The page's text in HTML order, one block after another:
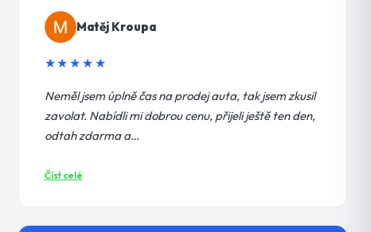
Matěj Kroupa
★★★★★
Neměl jsem úplně čas na prodej auta, tak jsem zkusil
zavolat. Nabídli mi dobrou cenu, přijeli ještě ten den,
odtah zdarma a…
Číst celé